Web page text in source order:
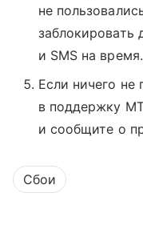
не
заблокировать
и SMS на время.
Если ничего не
в поддержку
и сообщите о
Сбои